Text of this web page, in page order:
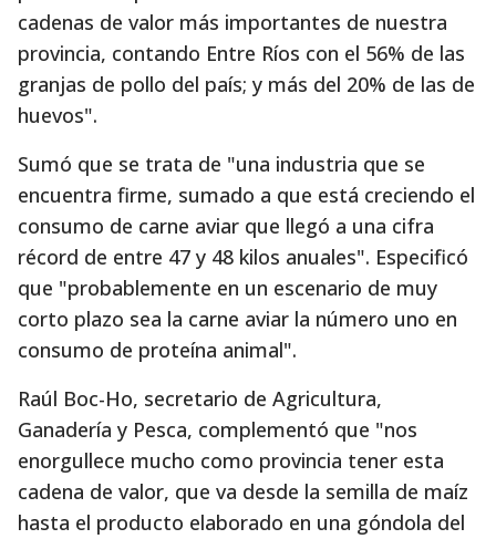
cadenas de valor más importantes de nuestra
provincia, contando Entre Ríos con el 56% de las
granjas de pollo del país; y más del 20% de las de
huevos".
Sumó que se trata de "una industria que se
encuentra firme, sumado a que está creciendo el
consumo de carne aviar que llegó a una cifra
récord de entre 47 y 48 kilos anuales". Especificó
que "probablemente en un escenario de muy
corto plazo sea la carne aviar la número uno en
consumo de proteína animal".
Raúl Boc-Ho, secretario de Agricultura,
Ganadería y Pesca, complementó que "nos
enorgullece mucho como provincia tener esta
cadena de valor, que va desde la semilla de maíz
hasta el producto elaborado en una góndola del